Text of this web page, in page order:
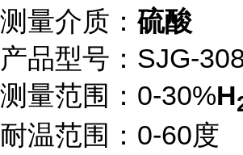
测量介质： 硫酸
产品型号：SJG-
测量范围：0-30%H
耐温范围：0-60度